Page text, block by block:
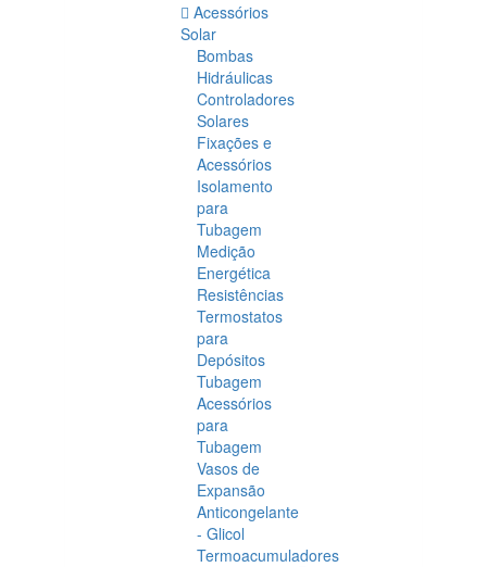
Acessórios
Solar
Bombas
Hidráulicas
Controladores
Solares
Fixações e
Acessórios
Isolamento
para
Tubagem
Medição
Energética
Resistências
Termostatos
para
Depósitos
Tubagem
Acessórios
para
Tubagem
Vasos de
Expansão
Anticongelante
- Glicol
Termoacumuladores